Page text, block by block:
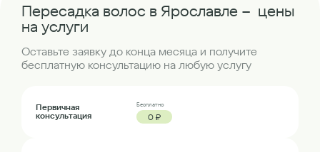
Пересадка волос в Ярославле – цены
на услуги
Оставьте заявку до конца месяца и получите
бесплатную консультацию на любую услугу
Первичная
консультация
Бесплатно
0 ₽